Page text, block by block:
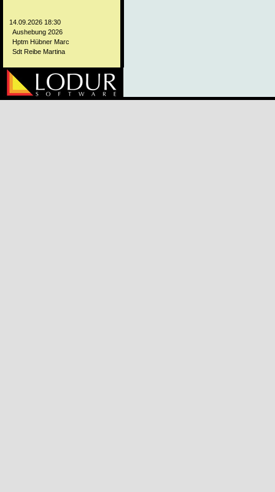
14.09.2026 18:30
Aushebung 2026
Hptm Hübner Marc
Sdt Reibe Martina